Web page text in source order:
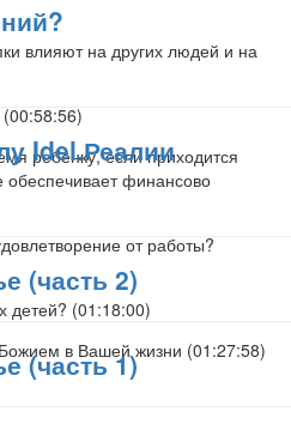
влияют на других людей и на
00:58:56)
ребенку, если приходится
обеспечивает финансово
от работы?
детей? (01:18:00)
в Вашей жизни (01:27:58)
Idel.Реалии
(часть 2)
(часть 1)